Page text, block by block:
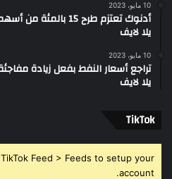
10 مايو، 2023
أدنوك تعتزم طرح 15
يلا لايف
10 مايو، 2023
تراجع أسعار النفط بفعل زيادة
يلا لايف
‫TikTok
Feed > Feeds to setup your
account.